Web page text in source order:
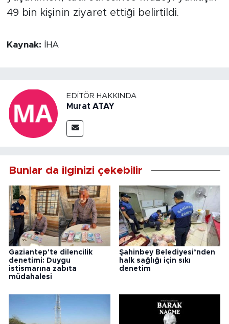
49 bin kişinin ziyaret ettiği belirtildi.
Kaynak: İHA
EDITÖR HAKKINDA
Murat ATAY
Bunlar da ilginizi çekebilir
Gaziantep'te dilencilik
denetimi: Duygu
istismarına zabıta
müdahalesi
Şahinbey Belediyesi’nden
halk sağlığı için sıkı
denetim